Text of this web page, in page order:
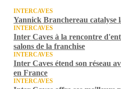
INTERCAVES
Yannick Branchereau catalyse
INTERCAVES
Inter Caves à la rencontre
salons de la franchise
INTERCAVES
Inter Caves étend son réseau
en France
INTERCAVES